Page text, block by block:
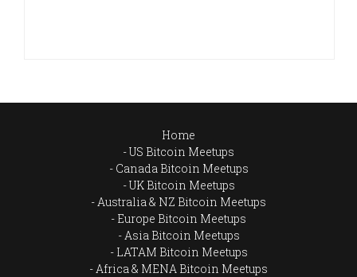
Home
US Bitcoin Meetups
Canada Bitcoin Meetups
UK Bitcoin Meetups
Australia & NZ Bitcoin Meetups
Europe Bitcoin Meetups
Asia Bitcoin Meetups
LATAM Bitcoin Meetups
Africa & MENA Bitcoin Meetups